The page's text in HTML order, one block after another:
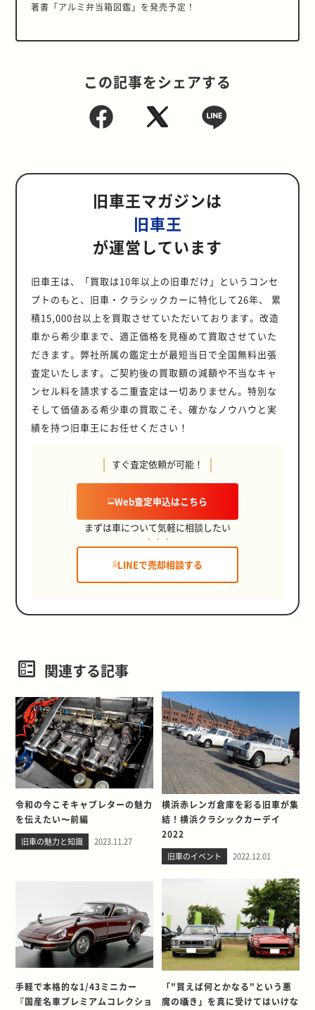
著書「アルミ弁当箱図鑑」を発売予定！
この記事をシェアする
旧車王マガジンは
旧車王
が運営しています
旧車王は、「買取は10年以上の旧車だけ」というコンセ
プトのもと、旧車・クラシックカーに特化して26年、 累
積15,000台以上を買取させていただいております。改造
車から希少車まで、適正価格を見極めて買取させていた
だきます。弊社所属の鑑定士が最短当日で全国無料出張
査定いたします。ご契約後の買取額の減額や不当なキャ
ンセル料を請求する二重査定は一切ありません。特別な
そして価値ある希少車の買取こそ、確かなノウハウと実
績を持つ旧車王にお任せください！
すぐ査定依頼が可能！
Web査定申込はこちら
まずは車について気軽に相談したい
LINEで売却相談する
関連する記事
令和の今こそキャブレターの魅力
を伝えたい〜前編
旧車の魅力と知識 2023.11.27
横浜赤レンガ倉庫を彩る旧車が集
結！横浜クラシックカーデイ
2022
旧車のイベント 2022.12.01
手軽で本格的な1/43ミニカー
『国産名車プレミアムコレクショ
「"買えば何とかなる"という悪
魔の囁き」を真に受けてはいけな